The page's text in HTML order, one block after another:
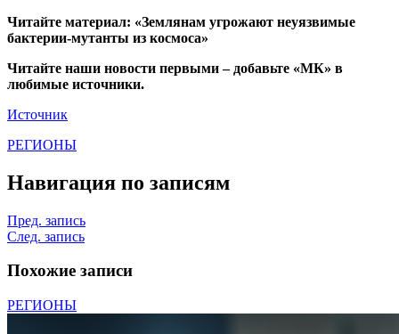
Читайте материал: «Землянам угрожают неуязвимые
бактерии-мутанты из космоса»
Читайте наши новости первыми – добавьте «МК» в
любимые источники.
Источник
РЕГИОНЫ
Навигация по записям
Пред. запись
След. запись
Похожие записи
РЕГИОНЫ